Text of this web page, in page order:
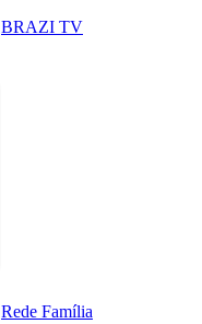
BRAZI TV
Rede Família